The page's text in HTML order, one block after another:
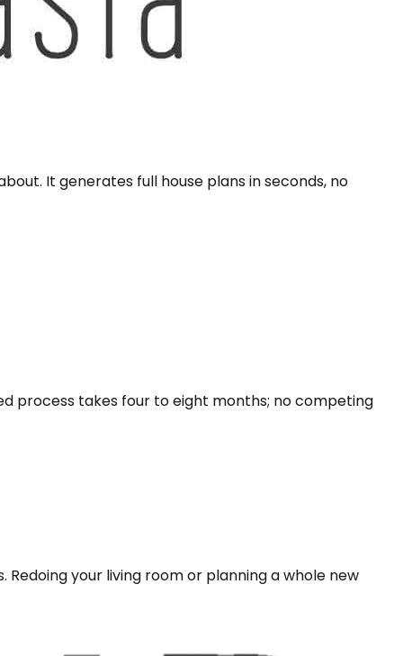
It generates full house plans in seconds, no
process takes four to eight months; no competing
your living room or planning a whole new